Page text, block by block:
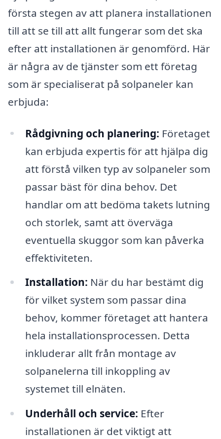
första stegen av att planera installationen
till att se till att allt fungerar som det ska
efter att installationen är genomförd. Här
är några av de tjänster som ett företag
som är specialiserat på solpaneler kan
erbjuda:
Rådgivning och planering: Företaget
kan erbjuda expertis för att hjälpa dig
att förstå vilken typ av solpaneler som
passar bäst för dina behov. Det
handlar om att bedöma takets lutning
och storlek, samt att överväga
eventuella skuggor som kan påverka
effektiviteten.
Installation: När du har bestämt dig
för vilket system som passar dina
behov, kommer företaget att hantera
hela installationsprocessen. Detta
inkluderar allt från montage av
solpanelerna till inkoppling av
systemet till elnäten.
Underhåll och service: Efter
installationen är det viktigt att